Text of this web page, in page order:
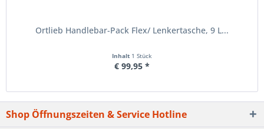
Ortlieb Handlebar-Pack Flex/ Lenkertasche, 9 L...
Inhalt 1 Stück
€ 99,95 *
Shop Öffnungszeiten & Service Hotline